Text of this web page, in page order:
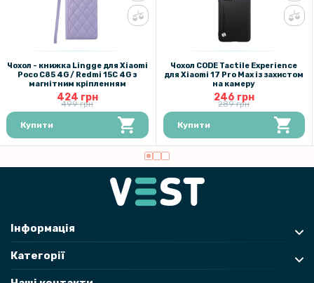
Захисне скло Privacy Full Screen для Xiaomi 15T Pro​
118 грн
139 грн
Захисне скло на камеру Tempered Glass для Xiaomi 15T Pro
Чохол - книжка Lingge для Xiaomi
Poco C85 4G / Redmi 15C 4G з
магнітним кріпленням
424 грн
499 грн
Купити
Чохол CODE Tactile Experience
для Xiaomi 17 Pro Max із захистом
на камеру
246 грн
289 грн
Купити
Інформація
Категорії